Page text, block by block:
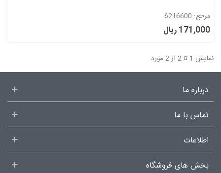
مرجع: 6216600
171,000 ریال
نمایش 1 تا 2 از 2 مورد
درباره ما
تماس با ما
اطلاعات
بخش های فروشگاه